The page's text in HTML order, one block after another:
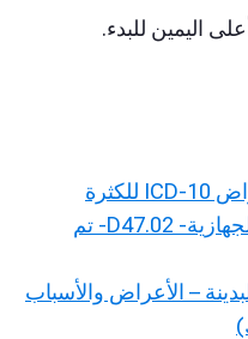
اليمين للبدء.
رمز التصنيف الدولي للأمراض ICD-10 للكثرة
المجموعية للخلايا البدينة الجهازية- D47.02- تم
– الأعراض والأسباب